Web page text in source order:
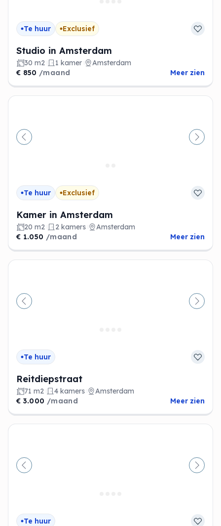
Te huur Exclusief
Studio in Amsterdam
30 m2 1 kamer
Amsterdam
€ 850 /maand Meer zien
Vorige
Te huur Exclusief
Kamer in Amsterdam
20 m2 2 kamers
Amsterdam
€ 1.050 /maand Meer zien
Vorige
Te huur
Reitdiepstraat
71 m2 4 kamers
Amsterdam
€ 3.000 /maand Meer zien
Vorige
Te huur